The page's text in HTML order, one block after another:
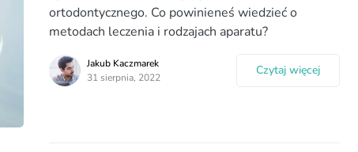
ortodontycznego. Co powinieneś wiedzieć o
metodach leczenia i rodzajach aparatu?
Jakub Kaczmarek
31 sierpnia, 2022
Czytaj więcej